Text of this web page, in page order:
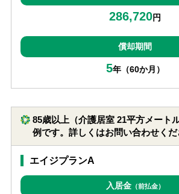
286,720円
償却期間
5年（60か月）
85歳以上（介護居室 21平方メート
例です。詳しくはお問い合わせくだ
エイジプランA
入居金（前払金）